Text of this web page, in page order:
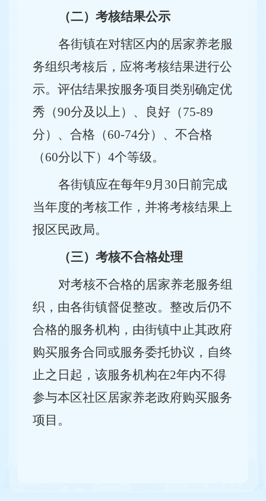
（二）考核结果公示
各街镇在对辖区内的居家养老服
务组织考核后，应将考核结果进行公
示。评估结果按服务项目类别确定优
秀（90分及以上）、良好（75-89
分）、合格（60-74分）、不合格
（60分以下）4个等级。
各街镇应在每年9月30日前完成
当年度的考核工作，并将考核结果上
报区民政局。
（三）考核不合格处理
对考核不合格的居家养老服务组
织，由各街镇督促整改。整改后仍不
合格的服务机构，由街镇中止其政府
购买服务合同或服务委托协议，自终
止之日起，该服务机构在2年内不得
参与本区社区居家养老政府购买服务
项目。